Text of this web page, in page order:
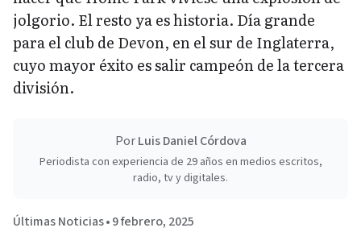
jolgorio. El resto ya es historia. Día grande
para el club de Devon, en el sur de Inglaterra,
cuyo mayor éxito es salir campeón de la tercera
división.
PorLuis Daniel Córdova
Periodista con experiencia de 29 años en medios escritos,
radio, tv y digitales.
Últimas Noticias•9 febrero, 2025